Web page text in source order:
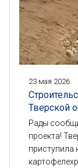
23 мая 2026
Тверской
Рады
проекта!
приступила